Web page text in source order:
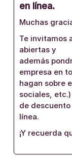
en línea.
Muchas
Te invitamos
abiertas y
además
empresa en
hagan sobre
sociales,
de
línea.
¡Y recuerda